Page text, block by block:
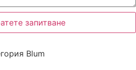
запитване
Blum